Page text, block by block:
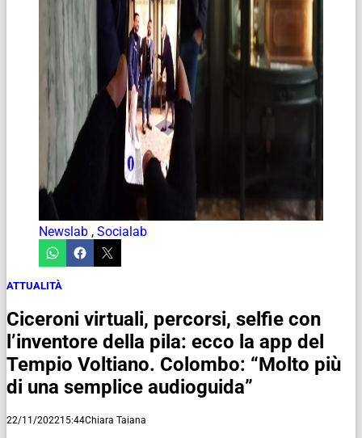
Newslab , Socialab
ATTUALITÀ
Ciceroni virtuali, percorsi, selfie con
l’inventore della pila: ecco la app del
Tempio Voltiano. Colombo: “Molto più
di una semplice audioguida”
22/11/202215:44Chiara Taiana